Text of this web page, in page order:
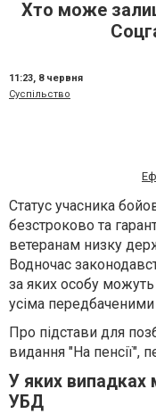
Хто може
11:23, 8 червня
Суспільство
Статус учасника
безстроково та
ветеранам низку
Водночас
за яких особу
усіма
Про підстави для
видання "На пенсії",
У яких випадках
УБД